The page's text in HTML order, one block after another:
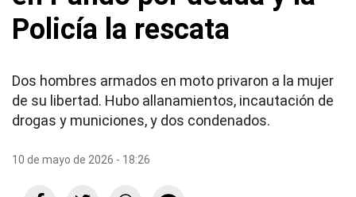
Policía la rescata
Dos hombres armados en moto privaron a la mujer
de su libertad. Hubo allanamientos, incautación de
drogas y municiones, y dos condenados.
10 de mayo de 2026 - 18:26